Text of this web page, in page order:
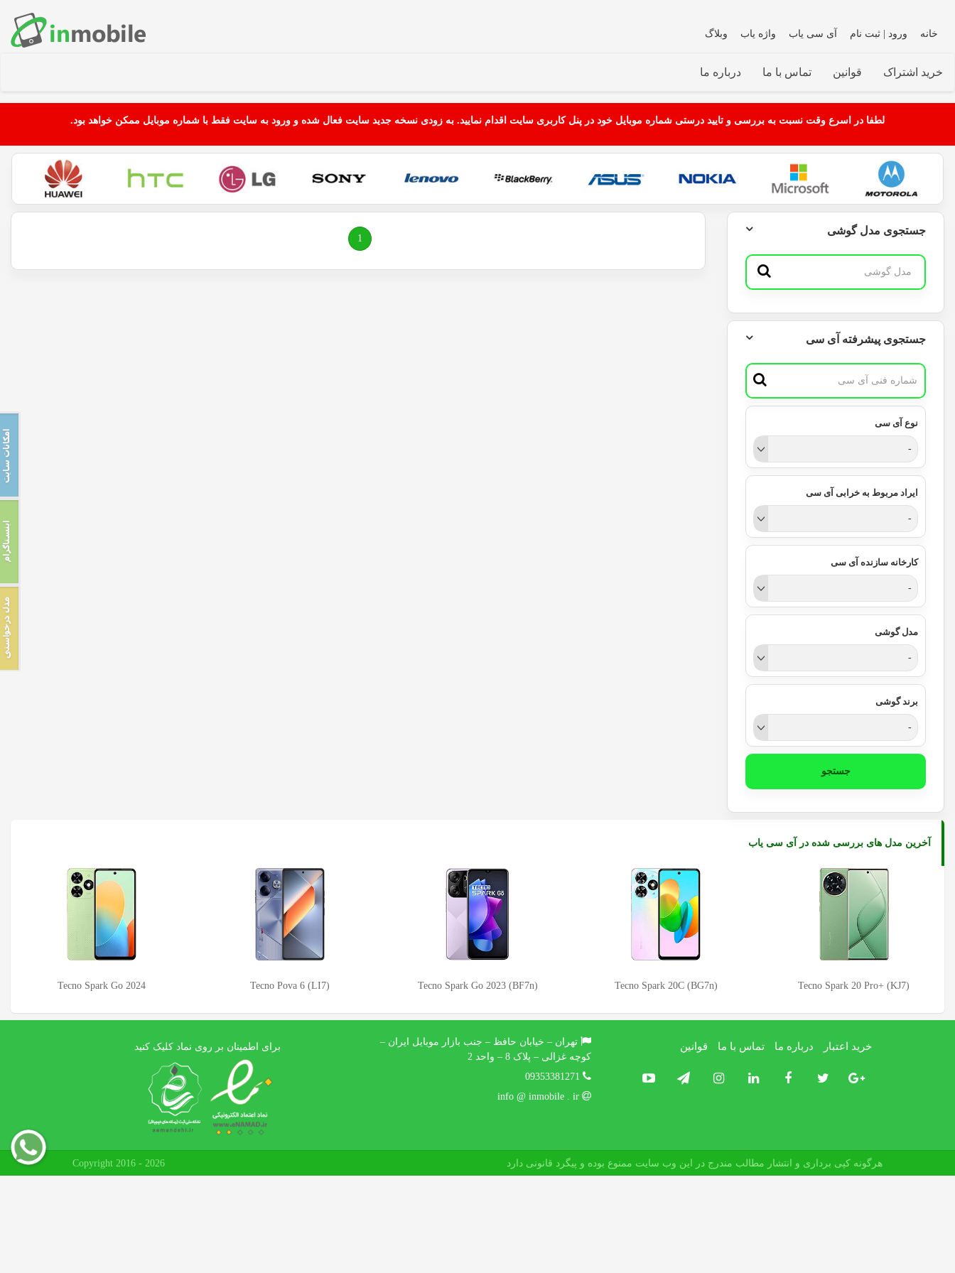
خانه ورود | ثبت نام آی سی یاب واژه یاب وبلاگ
خرید اشتراک قوانین تماس با ما درباره ما
لطفا در اسرع وقت نسبت به بررسی و تایید درستی شماره موبایل خود در پنل کاربری سایت اقدام نمایید. به زودی نسخه جدید سایت فعال شده و ورود به سایت فقط با شماره موبایل ممکن خواهد بود.
جستجوی مدل گوشی
جستجوی پیشرفته آی سی
نوع آی سی
-
ایراد مربوط به خرابی آی سی
-
کارخانه سازنده آی سی
-
مدل گوشی
-
برند گوشی
-
جستجو
1
آخرین مدل های بررسی شده در آی سی یاب
Tecno Pova 6 (LI7) Tecno Spark Go 2023 (BF7n) Tecno Spark 20C (BG7n) Tecno Spark 20 Pro+ (KJ7) Tecno Spark 20 (KJ5n)
خرید اعتبار درباره ما تماس با ما قوانین
تهران – خیابان حافظ – جنب بازار موبایل ایران –
کوچه غزالی – پلاک 8 – واحد 2
09353381271
info @ inmobile . ir
برای اطمینان بر روی نماد کلیک کنید
هرگونه کپی برداری و انتشار مطالب مندرج در این وب سایت ممنوع بوده و پیگرد قانونی دارد Copyright 2016 - 2026